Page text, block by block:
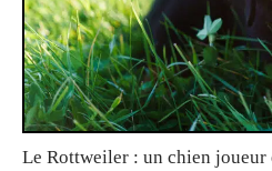
Le Rottweiler : un chien joueur